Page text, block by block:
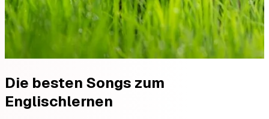
Die besten Songs zum
Englischlernen